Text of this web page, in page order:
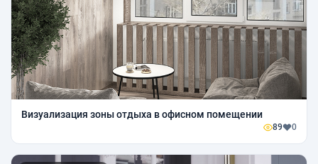
Визуализация зоны отдыха в офисном помещении
89 0